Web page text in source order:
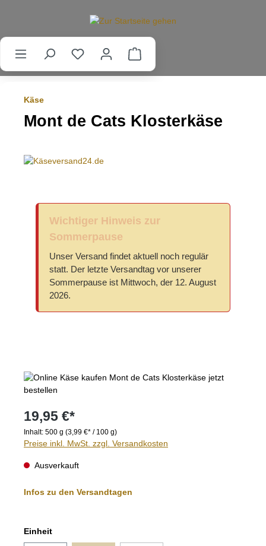
Käse
Mont de Cats Klosterkäse
Wichtiger Hinweis zur
Sommerpause
Unser Versand findet aktuell noch regulär
statt. Der letzte Versandtag vor unserer
Sommerpause ist Mittwoch, der 12. August
2026.
Bildergalerie überspringen
19,95 €*
Inhalt: 500 g (3,99 €* / 100 g)
Preise inkl. MwSt. zzgl. Versandkosten
Ausverkauft
Infos zu den Versandtagen
Einheitauswählen